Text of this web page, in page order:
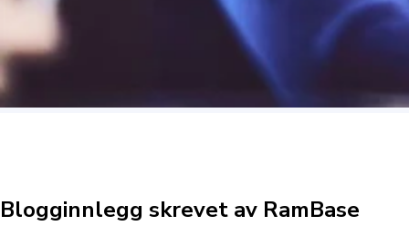
Blogginnlegg skrevet av RamBase